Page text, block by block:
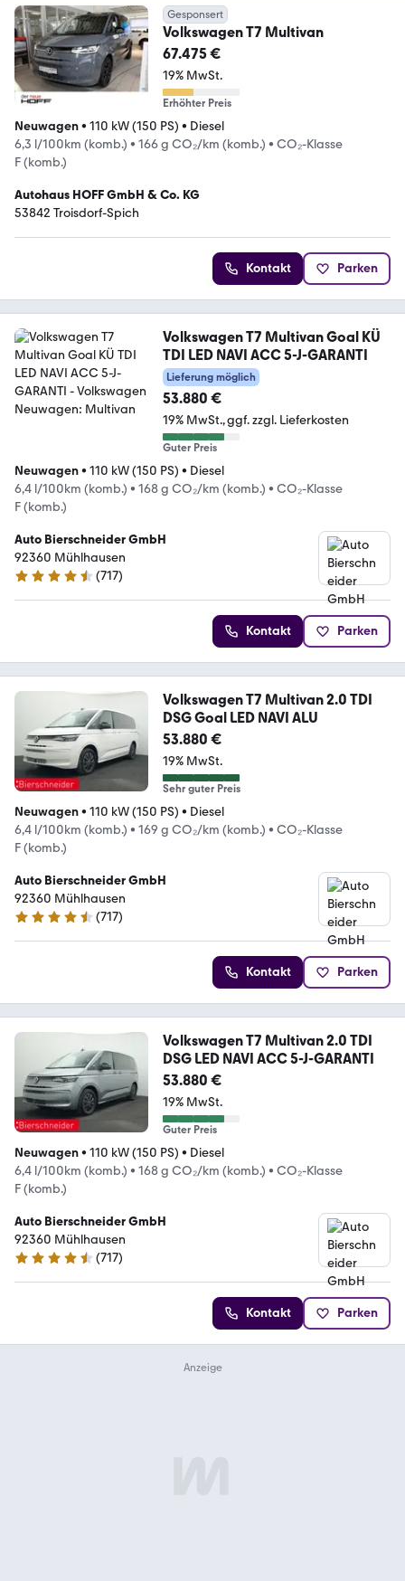
Gesponsert
Volkswagen T7 Multivan
67.475 €
19% MwSt.
Erhöhter Preis
Neuwagen• 110 kW (150 PS) • Diesel
6,3 l/100km (komb.) • 166 g CO₂/km (komb.) • CO₂-Klasse
F (komb.)
Autohaus HOFF GmbH & Co. KG
53842 Troisdorf-Spich
Kontakt Parken
Volkswagen T7 Multivan Goal KÜ
TDI LED NAVI ACC 5-J-GARANTI
Lieferung möglich
53.880 €
19% MwSt. ggf. zzgl. Lieferkosten
Guter Preis
Neuwagen• 110 kW (150 PS) • Diesel
6,4 l/100km (komb.) • 168 g CO₂/km (komb.) • CO₂-Klasse
F (komb.)
Auto Bierschneider GmbH
92360 Mühlhausen
4.5 Sterne
(717)
Kontakt Parken
Volkswagen T7 Multivan 2.0 TDI
DSG Goal LED NAVI ALU
53.880 €
19% MwSt.
Sehr guter Preis
Neuwagen• 110 kW (150 PS) • Diesel
6,4 l/100km (komb.) • 169 g CO₂/km (komb.) • CO₂-Klasse
F (komb.)
Auto Bierschneider GmbH
92360 Mühlhausen
4.5 Sterne
(717)
Kontakt Parken
Volkswagen T7 Multivan 2.0 TDI
DSG LED NAVI ACC 5-J-GARANTI
53.880 €
19% MwSt.
Guter Preis
Neuwagen• 110 kW (150 PS) • Diesel
6,4 l/100km (komb.) • 168 g CO₂/km (komb.) • CO₂-Klasse
F (komb.)
Auto Bierschneider GmbH
92360 Mühlhausen
4.5 Sterne
(717)
Kontakt Parken